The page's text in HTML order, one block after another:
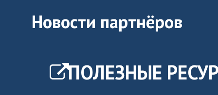
Новости партнёров
ПОЛЕЗНЫЕ